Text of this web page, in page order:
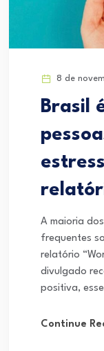
8 de
Brasil
A maioria
frequentes
relatório
divulgado
positiva,
Continue